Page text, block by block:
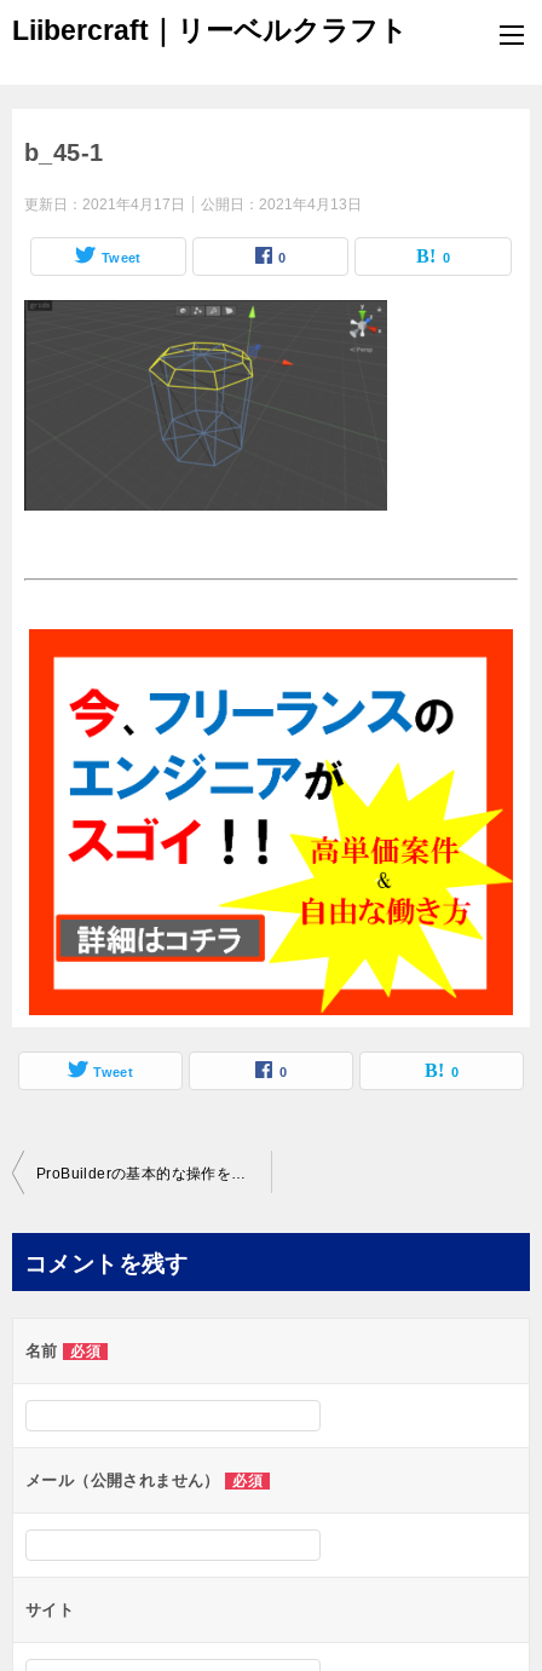
Liibercraft｜リーベルクラフト
b_45-1
更新日： 2021年4月17日 公開日： 2021年4月13日
Tweet 0 0
Tweet 0 0
投
ビ
ー
シ
ン
ProBuilderの基本的な操作を覚えるならUnityの公式動画がオススメ！
コメントを残す
名前 必須
メール（公開されません） 必須
サイト